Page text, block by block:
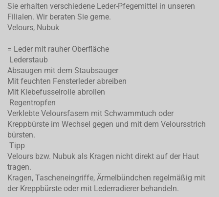
Sie erhalten verschiedene Leder-Pfegemittel in unseren
Filialen. Wir beraten Sie gerne.
Velours, Nubuk
= Leder mit rauher Oberfläche
Lederstaub
Absaugen mit dem Staubsauger
Mit feuchten Fensterleder abreiben
Mit Klebefusselrolle abrollen
Regentropfen
Verklebte Veloursfasern mit Schwammtuch oder
Kreppbürste im Wechsel gegen und mit dem Veloursstrich
bürsten.
Tipp
Velours bzw. Nubuk als Kragen nicht direkt auf der Haut
tragen.
Kragen, Tascheneingriffe, Ärmelbündchen regelmäßig mit
der Kreppbürste oder mit Lederradierer behandeln.